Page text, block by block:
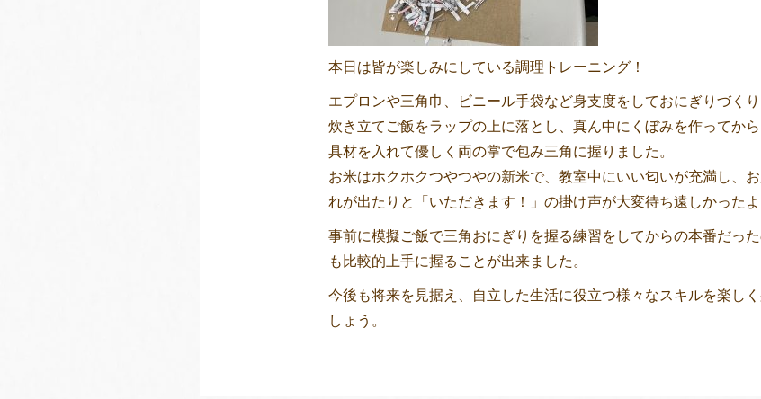
本日は皆が楽しみにしている調理トレーニング！
エプロンや三角巾、ビニール手袋など身支度をしておにぎりづくり
炊き立てご飯をラップの上に落とし、真ん中にくぼみを作ってか
具材を入れて優しく両の掌で包み三角に握りました。
お米はホクホクつやつやの新米で、教室中にいい匂いが充満し、
れが出たりと「いただきます！」の掛け声が大変待ち遠しかったよ
事前に模擬ご飯で三角おにぎりを握る練習をしてからの本番だっ
も比較的上手に握ることが出来ました。
今後も将来を見据え、自立した生活に役立つ様々なスキルを楽し
しょう。